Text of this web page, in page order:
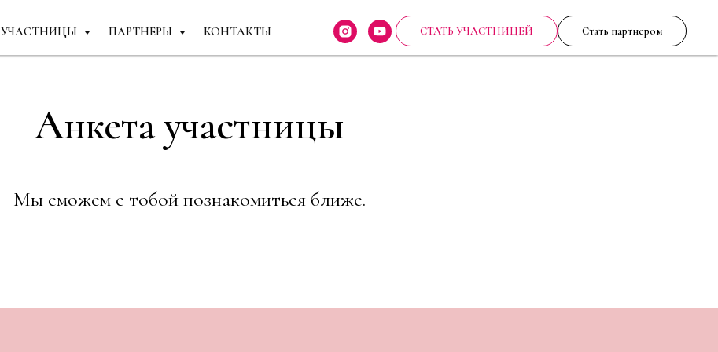
УЧАСТНИЦЫ ПАРТНЕРЫ КОНТАКТЫ СТАТЬ УЧАСТНИЦЕЙ Стать партнером
Анкета участницы
Мы сможем с тобой познакомиться ближе.